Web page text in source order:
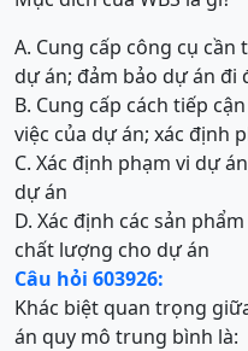
A. Cung cấp công cụ cần
dự án; đảm bảo dự án đi
B. Cung cấp cách tiếp
việc của dự án; xác định
C. Xác định phạm vi dự
dự án
D. Xác định các sản
chất lượng cho dự án
Câu hỏi 603926:
Khác biệt quan trọng
án quy mô trung bình là: